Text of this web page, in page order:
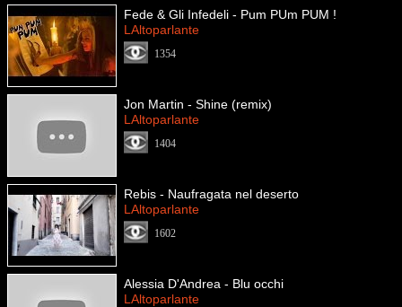
Fede & Gli Infedeli - Pum PUm PUM !
LAltoparlante
1354
Jon Martin - Shine (remix)
LAltoparlante
1404
Rebis - Naufragata nel deserto
LAltoparlante
1602
Alessia D'Andrea - Blu occhi
LAltoparlante